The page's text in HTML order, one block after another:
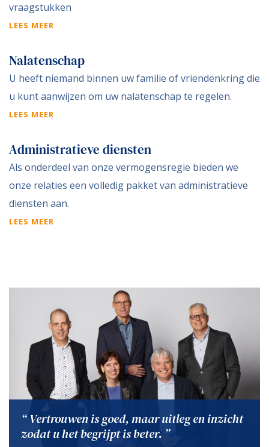
vraagstukken
LEES MEER
Nalatenschap
U heeft niemand binnen uw familie of vriendenkring die
u kunt aanwijzen om uw nalatenschap te regelen.
LEES MEER
Administratieve diensten
Als onderdeel van onze vermogensregie bieden we
onze relaties een volledig pakket van administratieve
diensten aan.
LEES MEER
“ Vertrouwen is goed, maar uitleg en inzicht
zodat u het begrijpt is beter. ”